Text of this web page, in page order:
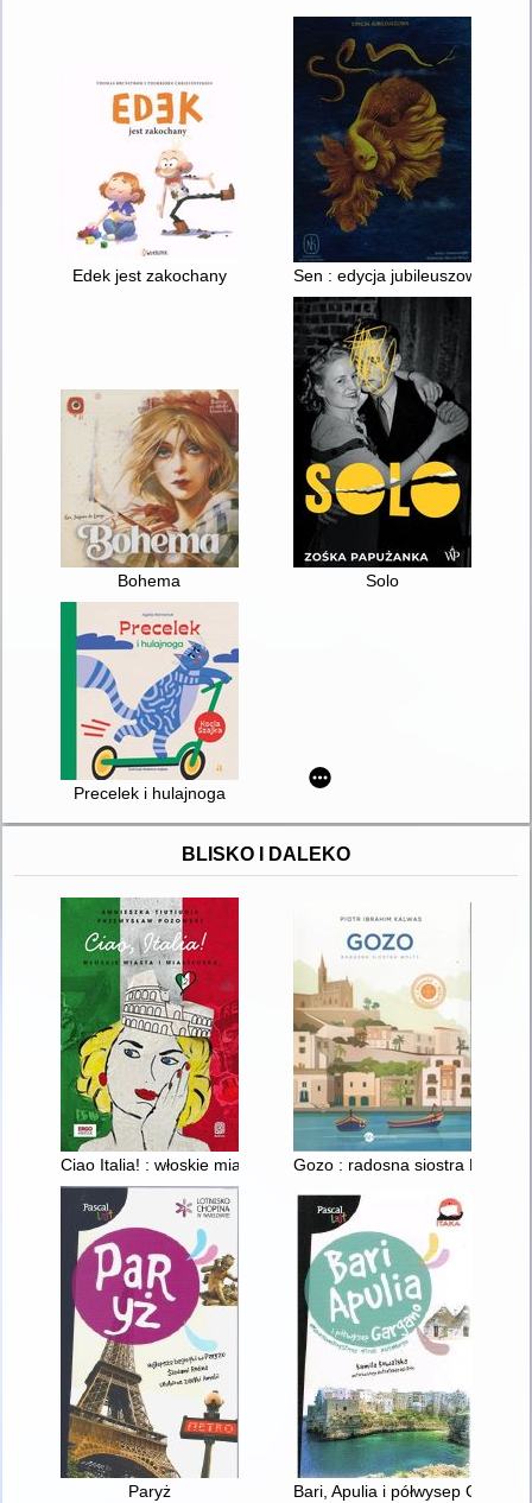
Edek jest zakochany Sen : edycja jubileuszowa
Bohema Solo
Precelek i hulajnoga
BLISKO I DALEKO
Ciao Italia! : włoskie miasta i miasteczka. 2Gozo : radosna siostra Malty
Paryż Bari, Apulia i półwysep Gargano